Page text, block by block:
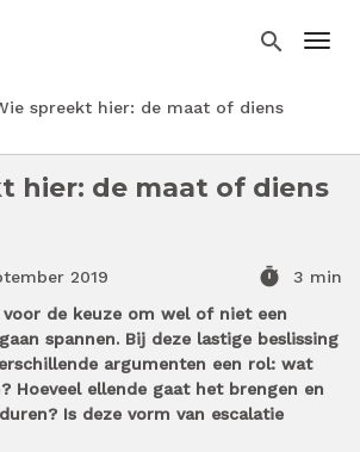
search
spreekt hier: de maat of diens
hier: de maat of diens
2019 timer
3 min
voor de keuze om wel of niet een
spannen. Bij deze lastige beslissing
argumenten een rol: wat
Hoeveel ellende gaat het brengen en
Is deze vorm van escalatie